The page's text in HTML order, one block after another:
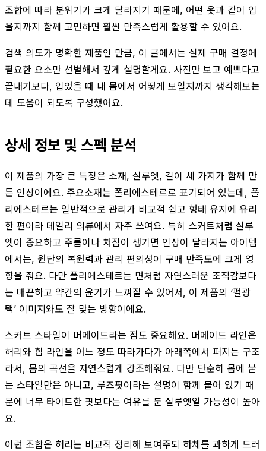
조합에 따라 분위기가 크게 달라지기 때문에, 어떤 옷과 같이 입
을지까지 함께 고민하면 훨씬 만족스럽게 활용할 수 있어요.
검색 의도가 명확한 제품인 만큼, 이 글에서는 실제 구매 결정에
필요한 요소만 선별해서 깊게 설명할게요. 사진만 보고 예쁘다고
끝내기보다, 입었을 때 내 몸에서 어떻게 보일지까지 생각해보는
데 도움이 되도록 구성했어요.
상세 정보 및 스펙 분석
이 제품의 가장 큰 특징은 소재, 실루엣, 길이 세 가지가 함께 만
든 인상이에요. 주요소재는 폴리에스테르로 표기되어 있는데, 폴
리에스테르는 일반적으로 관리가 비교적 쉽고 형태 유지에 유리
한 편이라 데일리 의류에서 자주 쓰여요. 특히 스커트처럼 실루
엣이 중요하고 주름이나 처짐이 생기면 인상이 달라지는 아이템
에서는, 원단의 복원력과 관리 편의성이 구매 만족도에 크게 영
향을 줘요. 다만 폴리에스테르는 면처럼 자연스러운 조직감보다
는 매끈하고 약간의 윤기가 느껴질 수 있어서, 이 제품의 ‘펄광
택’ 이미지와도 잘 맞는 방향이에요.
스커트 스타일이 머메이드라는 점도 중요해요. 머메이드 라인은
허리와 힙 라인을 어느 정도 따라가다가 아래쪽에서 퍼지는 구조
라서, 몸의 곡선을 자연스럽게 강조해줘요. 다만 단순히 몸에 붙
는 스타일만은 아니고, 루즈핏이라는 설명이 함께 붙어 있기 때
문에 너무 타이트한 핏보다는 여유를 둔 실루엣일 가능성이 높아
요.
이런 조합은 허리는 비교적 정리해 보여주되 하체를 과하게 드러